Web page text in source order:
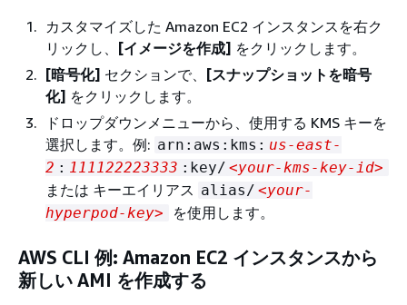
カスタマイズした Amazon EC2 インスタンスを右ク
リックし、
[イメージを作成] をクリックします。
[暗号化] セクションで、
[スナップショットを暗号
化] をクリックします。
ドロップダウンメニューから、使用する KMS キーを
選択します。例: arn:aws:kms: us-east-
2 : 111122223333 :key/ <your-kms-key-id>
または キーエイリアス alias/ <your-
hyperpod-key>
を使用します。
AWS CLI 例: Amazon EC2 インスタンスから
新しい AMI を作成する